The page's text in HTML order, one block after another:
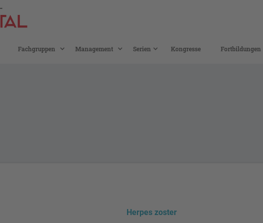
Fachgruppen Management Serien Kongresse Fortbildungen
Herpes zoster